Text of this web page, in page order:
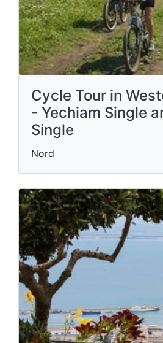
Cycle Tour in
- Yechiam Single
Single
Nord